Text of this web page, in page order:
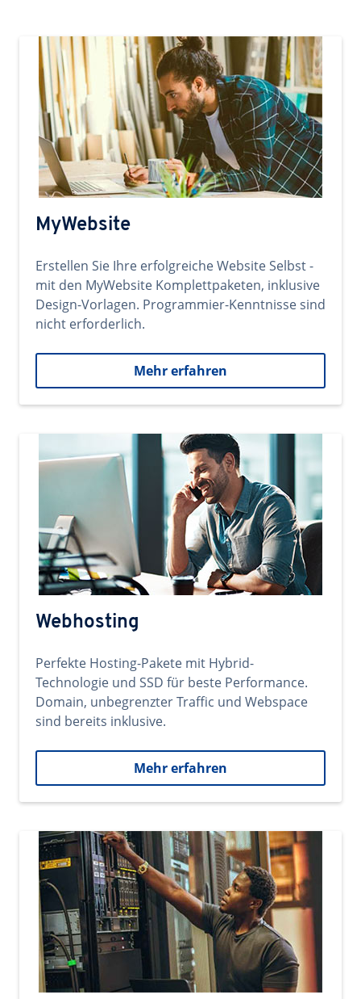
MyWebsite
Erstellen Sie Ihre erfolgreiche Website Selbst -
mit den MyWebsite Komplettpaketen, inklusive
Design-Vorlagen. Programmier-Kenntnisse sind
nicht erforderlich.
Mehr erfahren
Webhosting
Perfekte Hosting-Pakete mit Hybrid-
Technologie und SSD für beste Performance.
Domain, unbegrenzter Traffic und Webspace
sind bereits inklusive.
Mehr erfahren